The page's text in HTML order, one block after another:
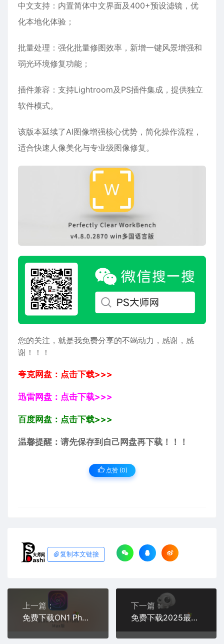
中文支持‌：内置简体中文界面及400+预设滤镜，优
化本地化体验‌；
批量处理‌：强化批量修图效率，新增一键风景增强和
弱光环境修复功能‌；
插件兼容‌：支持Lightroom及PS插件集成，提供独立
软件模式‌。
该版本延续了AI图像增强核心优势，简化操作流程，
适合快速人像美化与专业级图像修复‌。
您的关注，就是我免费分享的不竭动力，感谢，感
谢！！！
夸克网盘：点击下载>>>
迅雷网盘：点击下载>>>
百度网盘：点击下载>>>
温馨提醒：请先保存到自己网盘再下载！！！
点赞 (0)
复制本文链接
上一篇：
免费下载ON1 Photo RAW Max 2026 v20.0.4.17586 win多国语言中文版AI照片编辑软件最新安装包
下一篇：
免费下载2025最新版Adobe GenP v3.6.9官网入口Adobe全家桶激活工具跳过免费试用使用教程解锁PS弹窗软件